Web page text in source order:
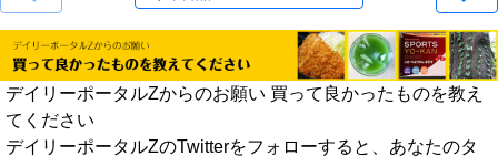
デイリーポータルZからのお願い 買って良かったものを教え
てください
デイリーポータルZのTwitterをフォローすると、あなたのタ